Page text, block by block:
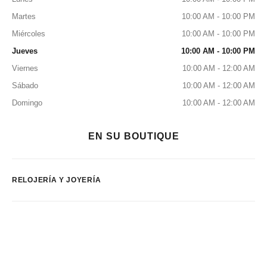
Martes
10:00 AM - 10:00 PM
Miércoles
10:00 AM - 10:00 PM
Jueves
10:00 AM - 10:00 PM
Viernes
10:00 AM - 12:00 AM
Sábado
10:00 AM - 12:00 AM
Domingo
10:00 AM - 12:00 AM
EN SU BOUTIQUE
RELOJERÍA Y JOYERÍA